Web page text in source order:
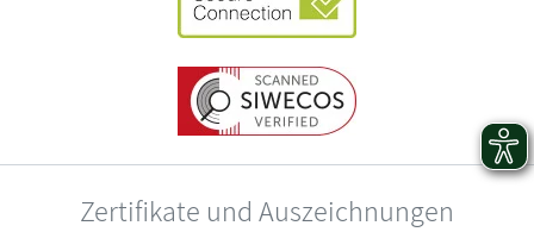
Zertifikate und Auszeichnungen